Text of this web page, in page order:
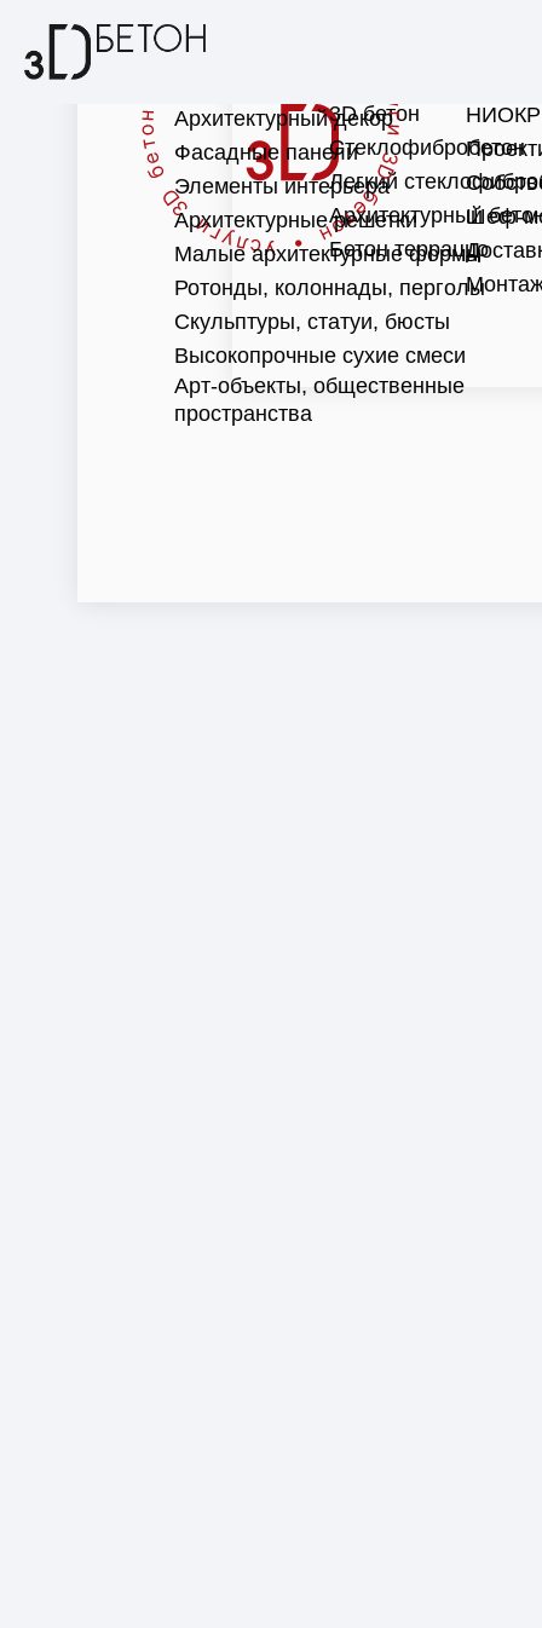
НИОКР
Шеф-
Архитектурный декор
Фасадные панели
Элементы интерьера
Архитектурные решетки
Малые архитектурные формы
Ротонды, колоннады, перголы
Скульптуры, статуи, бюсты
Высокопрочные сухие смеси
Арт-объекты, общественные
пространства
3D бетон
Стеклофибробетон
Легкий
Архитектурный
Бетон терраццо